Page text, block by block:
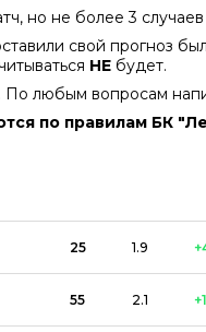
но не более 3
свой прогноз
НЕ будет.
По любым вопросам
по правилам БК
25 1.9
55 2.1